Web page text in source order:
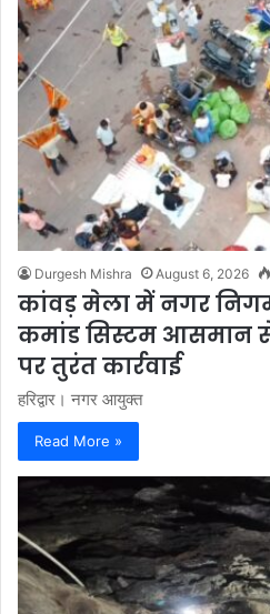
Durgesh Mishra August 6, 2026
कांवड़ मेला में नगर निगम
कमांड सिस्टम आसमान
पर तुरंत कार्रवाई
हरिद्वार। नगर आयुक्त
Read More »